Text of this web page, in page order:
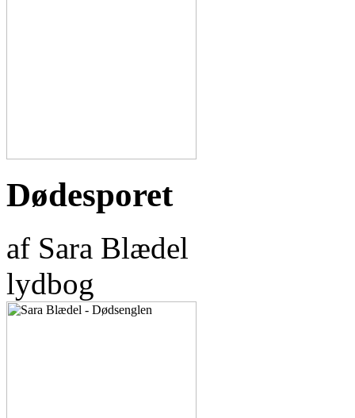
Dødesporet
af Sara Blædel
lydbog